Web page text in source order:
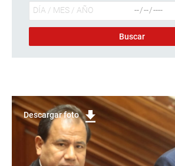
Descargar foto